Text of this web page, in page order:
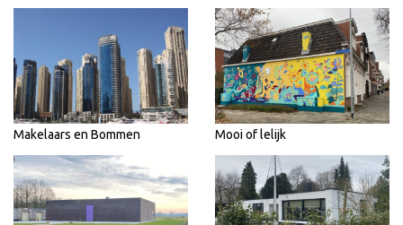
Makelaars en Bommen Mooi of lelijk